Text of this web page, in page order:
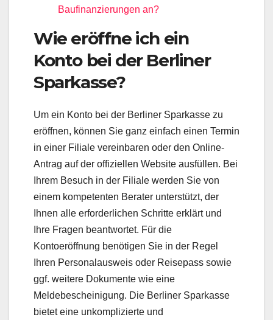
Baufinanzierungen an?
Wie eröffne ich ein
Konto bei der Berliner
Sparkasse?
Um ein Konto bei der Berliner Sparkasse zu
eröffnen, können Sie ganz einfach einen Termin
in einer Filiale vereinbaren oder den Online-
Antrag auf der offiziellen Website ausfüllen. Bei
Ihrem Besuch in der Filiale werden Sie von
einem kompetenten Berater unterstützt, der
Ihnen alle erforderlichen Schritte erklärt und
Ihre Fragen beantwortet. Für die
Kontoeröffnung benötigen Sie in der Regel
Ihren Personalausweis oder Reisepass sowie
ggf. weitere Dokumente wie eine
Meldebescheinigung. Die Berliner Sparkasse
bietet eine unkomplizierte und